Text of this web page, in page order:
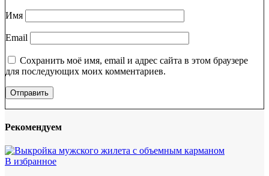
Имя
Email
Сохранить моё имя, email и адрес сайта в этом браузере
для последующих моих комментариев.
Рекомендуем
В избранное